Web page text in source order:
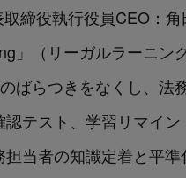
締役執行役員CEO：
」（リーガルラーニン
ばらつきをなくし、法
テスト、学習リマイ
当者の知識定着と平準